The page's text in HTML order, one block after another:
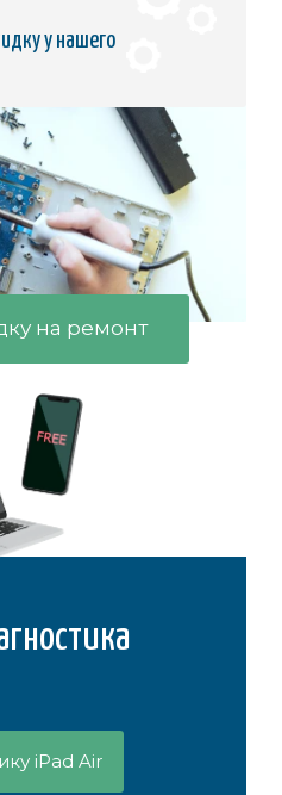
у нашего
на ремонт
iPad Air